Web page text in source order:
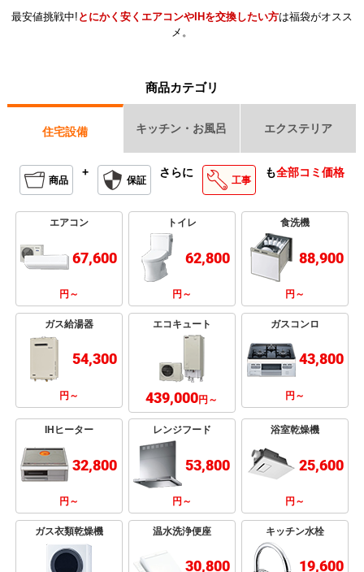
最安値挑戦中! とにかく安くエアコンやIHを交換したい方は福袋がオスス
メ。
商品カテゴリ
住宅設備 キッチン・お風呂 エクステリア
商品
+
保証
さらに
工事
も全部コミ価格
エアコン
67,600
円～
トイレ
62,800
円～
食洗機
88,900
円～
ガス給湯器
54,300
円～
エコキュート
439,000円～
ガスコンロ
43,800
円～
IHヒーター
32,800
円～
レンジフード
53,800
円～
浴室乾燥機
25,600
円～
ガス衣類乾燥機 温水洗浄便座
30,800
キッチン水栓
19,600